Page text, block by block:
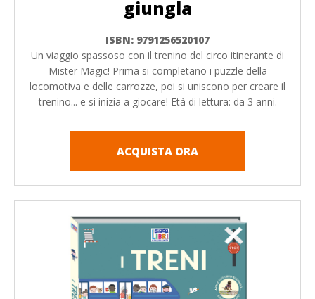
giungla
ISBN: 9791256520107
Un viaggio spassoso con il trenino del circo itinerante di
Mister Magic! Prima si completano i puzzle della
locomotiva e delle carrozze, poi si uniscono per creare il
trenino... e si inizia a giocare! Età di lettura: da 3 anni.
ACQUISTA ORA